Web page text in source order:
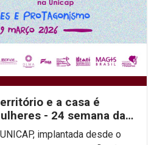
e a casa é
- 24 semana da
implantada desde o